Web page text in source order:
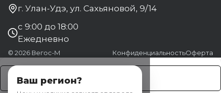
г. Улан-Удэ, ул. Сахьяновой, 9/14
с 9:00 до 18:00
Ежедневно
© 2026 Вегос-М КонфиденциальностьОферта
Ваш регион?